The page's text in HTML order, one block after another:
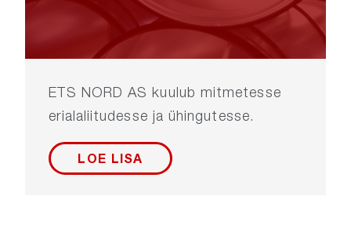
ETS NORD AS kuulub mitmetesse
erialaliitudesse ja ühingutesse.
LOE LISA